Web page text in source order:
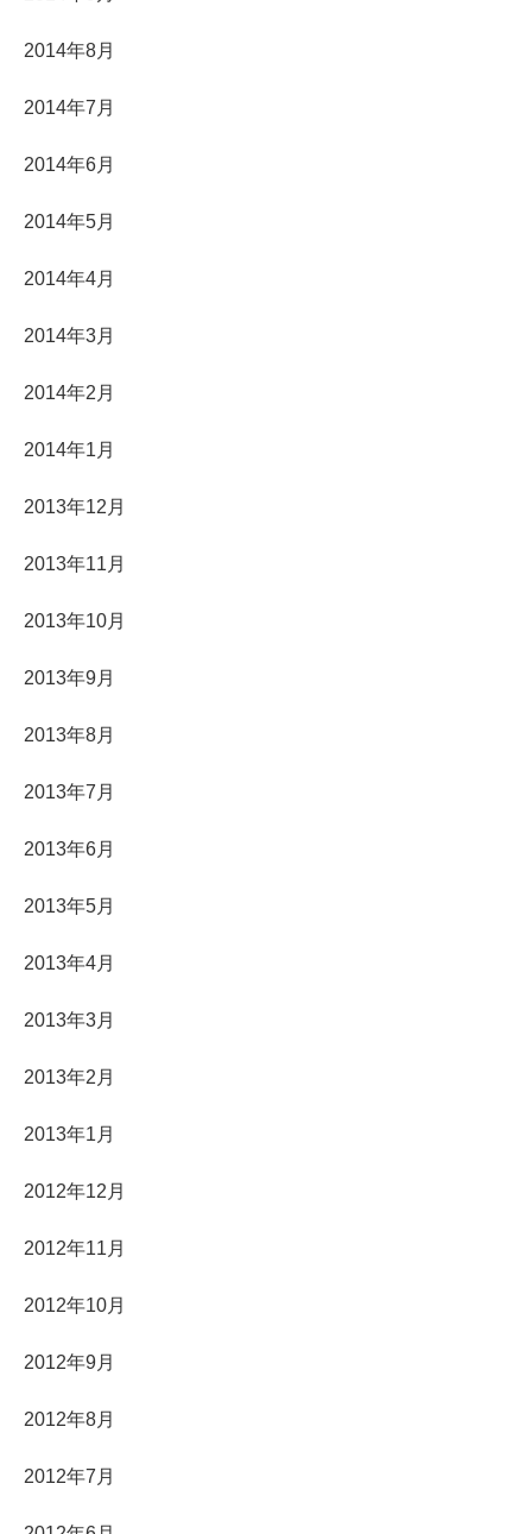
2014年8月
2014年7月
2014年6月
2014年5月
2014年4月
2014年3月
2014年2月
2014年1月
2013年12月
2013年11月
2013年10月
2013年9月
2013年8月
2013年7月
2013年6月
2013年5月
2013年4月
2013年3月
2013年2月
2013年1月
2012年12月
2012年11月
2012年10月
2012年9月
2012年8月
2012年7月